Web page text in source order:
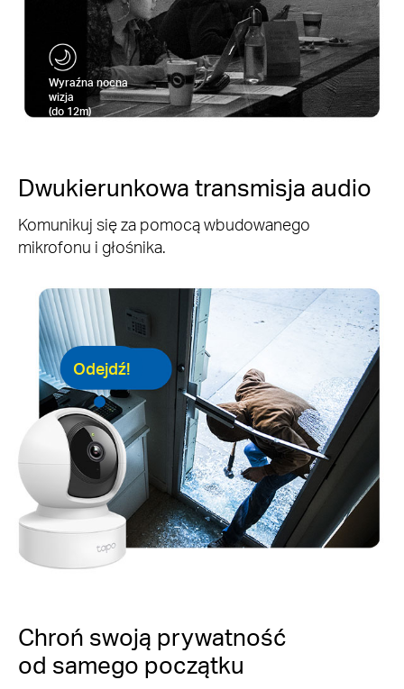
Wyraźna nocna
wizja
(do 12m)
Dwukierunkowa transmisja audio
Komunikuj się za pomocą wbudowanego
mikrofonu i głośnika.
Odejdź!
Chroń swoją prywatność
od samego początku